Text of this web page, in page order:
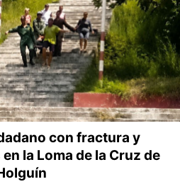
con fractura y
la Loma de la Cruz de